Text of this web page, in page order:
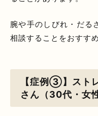
腕や手のしびれ・だる
相談することをおすす
【症例③】スト
さん（30代・女